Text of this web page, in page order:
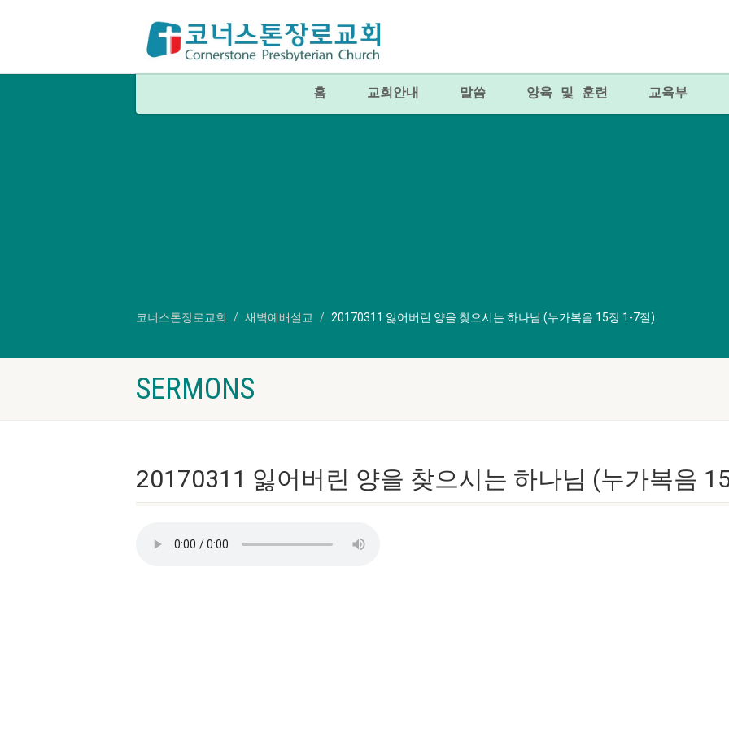
홈 교회안내 말씀 양육 및 훈련 교육부
코너스톤장로교회 새벽예배설교 20170311 잃어버린 양을 찾으시는 하나님 (누가복음 15장 1-7절)
SERMONS
20170311 잃어버린 양을 찾으시는 하나님 (누가복음